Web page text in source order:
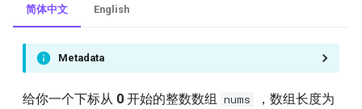
traversal
99.recover-binary-search-tree
100.same-tree
简体中文 English
Metadata
给你一个下标从 0 开始的整数数组 nums
，数组长度为